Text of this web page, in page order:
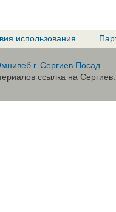
использования
г. Сергиев Посад
ссылка на